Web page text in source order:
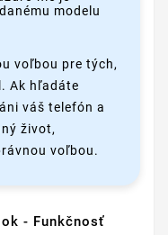
modelu
voľbou pre tých,
Ak hľadáte
váš telefón a
život,
voľbou.
- Funkčnosť